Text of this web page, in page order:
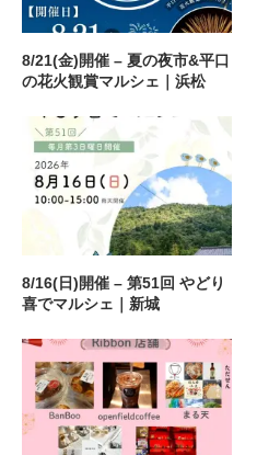
8/21(金)開催 – 夏の夜市&平口
の花火観賞マルシェ｜浜松
8/16(日)開催 – 第51回 やどり
喜でマルシェ｜新城